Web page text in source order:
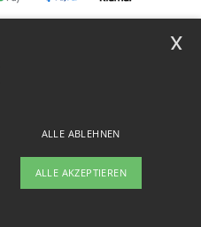
ALLE ABLEHNEN
ALLE AKZEPTIEREN
x